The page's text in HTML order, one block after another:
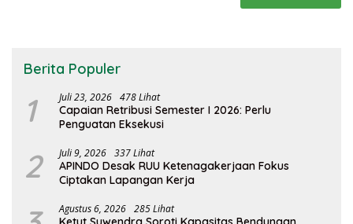
Berita Populer
1 Juli 23, 2026 478 Lihat
Capaian Retribusi Semester I 2026: Perlu
Penguatan Eksekusi
2 Juli 9, 2026 337 Lihat
APINDO Desak RUU Ketenagakerjaan Fokus
Ciptakan Lapangan Kerja
Agustus 6, 2026 285 Lihat